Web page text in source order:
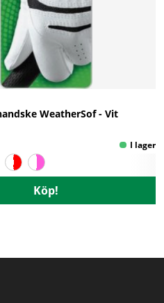
WeatherSof - Vit
Köp!